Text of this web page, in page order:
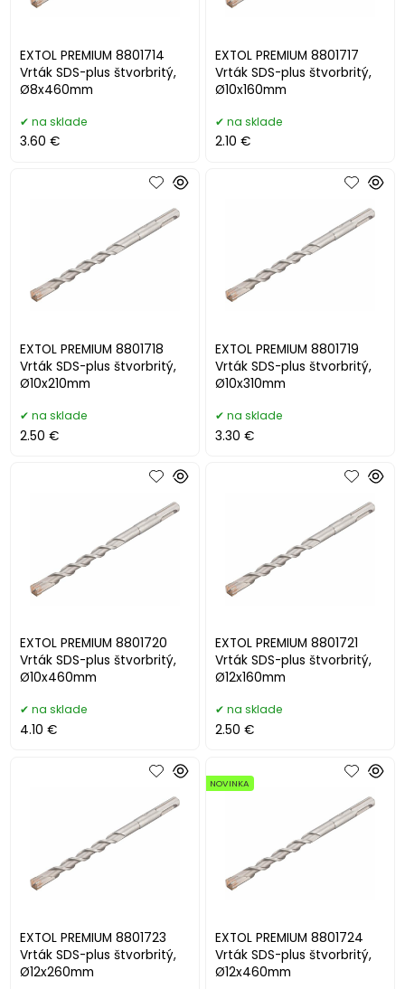
EXTOL PREMIUM 8801714
Vrták SDS-plus štvorbritý,
Ø8x460mm
na sklade
3.60 €
EXTOL PREMIUM 8801717
Vrták SDS-plus štvorbritý,
Ø10x160mm
na sklade
2.10 €
EXTOL PREMIUM 8801718
Vrták SDS-plus štvorbritý,
Ø10x210mm
na sklade
2.50 €
EXTOL PREMIUM 8801719
Vrták SDS-plus štvorbritý,
Ø10x310mm
na sklade
3.30 €
EXTOL PREMIUM 8801720
Vrták SDS-plus štvorbritý,
Ø10x460mm
na sklade
4.10 €
EXTOL PREMIUM 8801721
Vrták SDS-plus štvorbritý,
Ø12x160mm
na sklade
2.50 €
EXTOL PREMIUM 8801723
Vrták SDS-plus štvorbritý,
Ø12x260mm
EXTOL PREMIUM 8801724
Vrták SDS-plus štvorbritý,
Ø12x460mm
NOVINKA